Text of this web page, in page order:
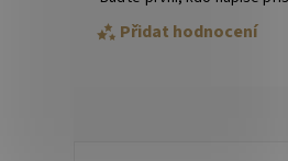
Přidat hodnocení